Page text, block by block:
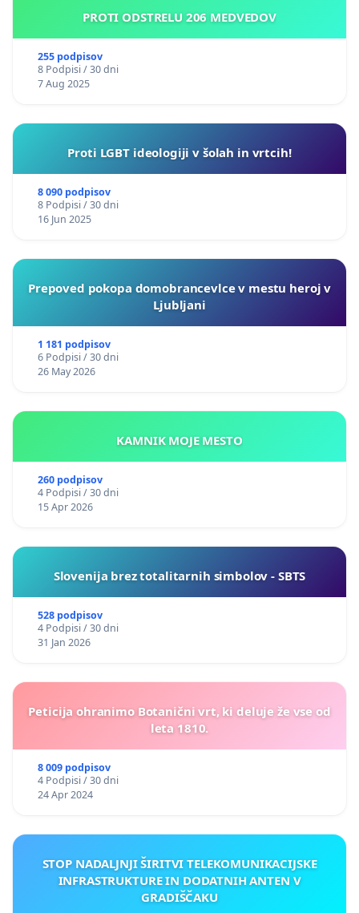
PROTI ODSTRELU 206 MEDVEDOV
255 podpisov
8 Podpisi / 30 dni
7 Aug 2025
Proti LGBT ideologiji v šolah in vrtcih!
8 090 podpisov
8 Podpisi / 30 dni
16 Jun 2025
Prepoved pokopa domobrancevlce v mestu heroj v
Ljubljani
1 181 podpisov
6 Podpisi / 30 dni
26 May 2026
KAMNIK MOJE MESTO
260 podpisov
4 Podpisi / 30 dni
15 Apr 2026
Slovenija brez totalitarnih simbolov - SBTS
528 podpisov
4 Podpisi / 30 dni
31 Jan 2026
Peticija ohranimo Botanični vrt, ki deluje že vse od
leta 1810.
8 009 podpisov
4 Podpisi / 30 dni
24 Apr 2024
STOP NADALJNJI ŠIRITVI TELEKOMUNIKACIJSKE
INFRASTRUKTURE IN DODATNIH ANTEN V
GRADIŠČAKU